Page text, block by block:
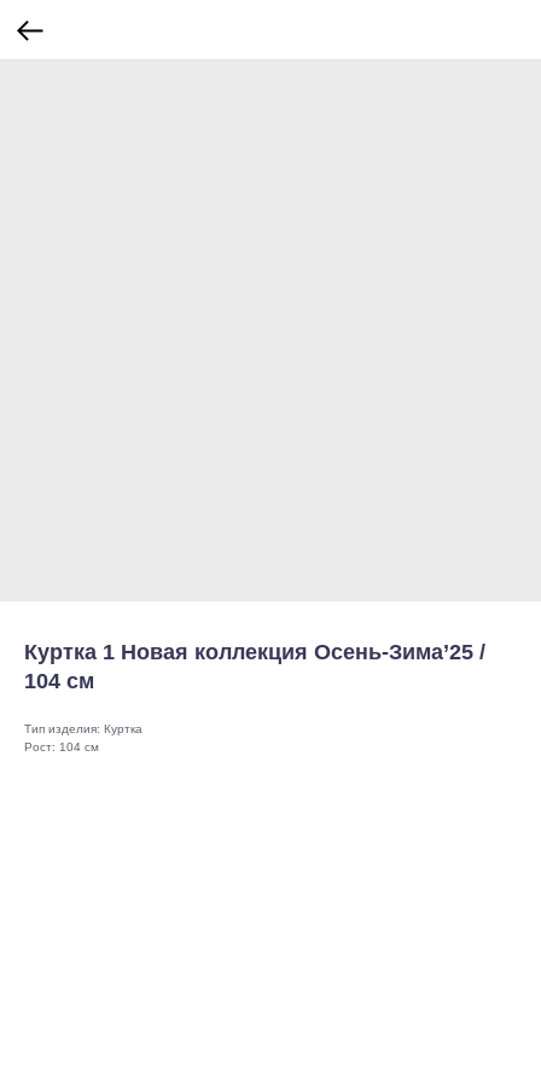
Куртка 1 Новая коллекция Осень-Зима’25 /
104 см
Тип изделия: Куртка
Рост: 104 см